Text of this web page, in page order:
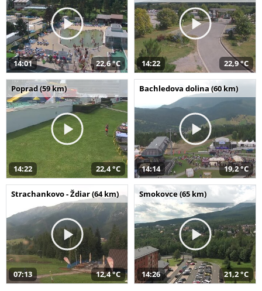
14:01 22,6 °C 14:22 22,9 °C
Poprad (59 km)
14:22 22,4 °C
Bachledova dolina (60 km)
14:14 19,2 °C
Strachankovo - Ždiar (64 km)
07:13 12,4 °C
Smokovce (65 km)
14:26 21,2 °C